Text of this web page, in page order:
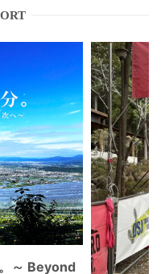
～ Beyond